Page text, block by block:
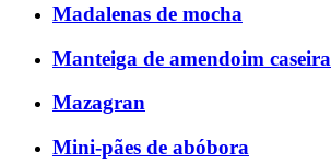
Madalenas de mocha
Manteiga de amendoim caseira
Mazagran
Mini-pães de abóbora